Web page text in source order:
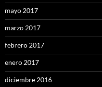
mayo 2017
marzo 2017
febrero 2017
enero 2017
diciembre 2016